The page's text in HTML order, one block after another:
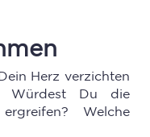
Herz verzichten
Würdest Du die
Welche